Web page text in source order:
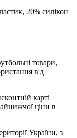
20% силікон
товари,
від
карті
ціни в
України, з